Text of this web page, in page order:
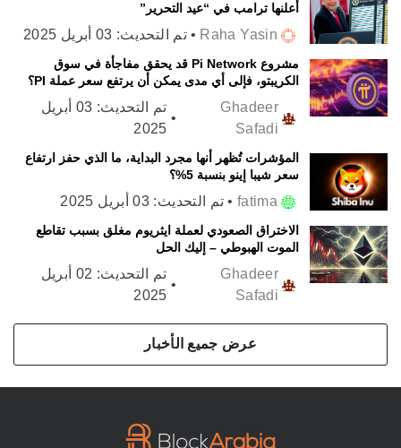
أعلنها ترامب في “عيد التحرير”
Raha Yasin
• تم التحديث: 03 أبريل 2025
مشروع Pi Network قد يحقق مفاجأة في سوق
الكريبتو، فإلى أي مدى يمكن أن يرتفع سعر عملة PI؟
Ghadeer
Safadi
•
تم التحديث:
03 أبريل
2025
المؤشرات تُظهر أنها مجرد البداية، ما الذي حفز ارتفاع
سعر شيبا إينو بنسبة 5%؟
fatima
• تم التحديث: 03 أبريل 2025
الاختراق الصعودي لعملة ايثريوم مغلق بسبب تقاطع
الموت الهبوطي – إليك الحل
Ghadeer
Safadi
•
تم التحديث:
02 أبريل
2025
عرض جميع الأخبار